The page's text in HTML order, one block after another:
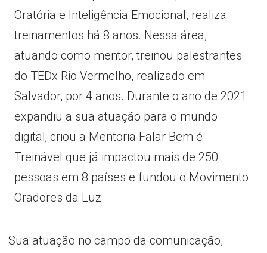
Oratória e Inteligência Emocional, realiza
treinamentos há 8 anos. Nessa área,
atuando como mentor, treinou palestrantes
do TEDx Rio Vermelho, realizado em
Salvador, por 4 anos. Durante o ano de 2021
expandiu a sua atuação para o mundo
digital; criou a Mentoria Falar Bem é
Treinável que já impactou mais de 250
pessoas em 8 países e fundou o Movimento
Oradores da Luz
Sua atuação no campo da comunicação,